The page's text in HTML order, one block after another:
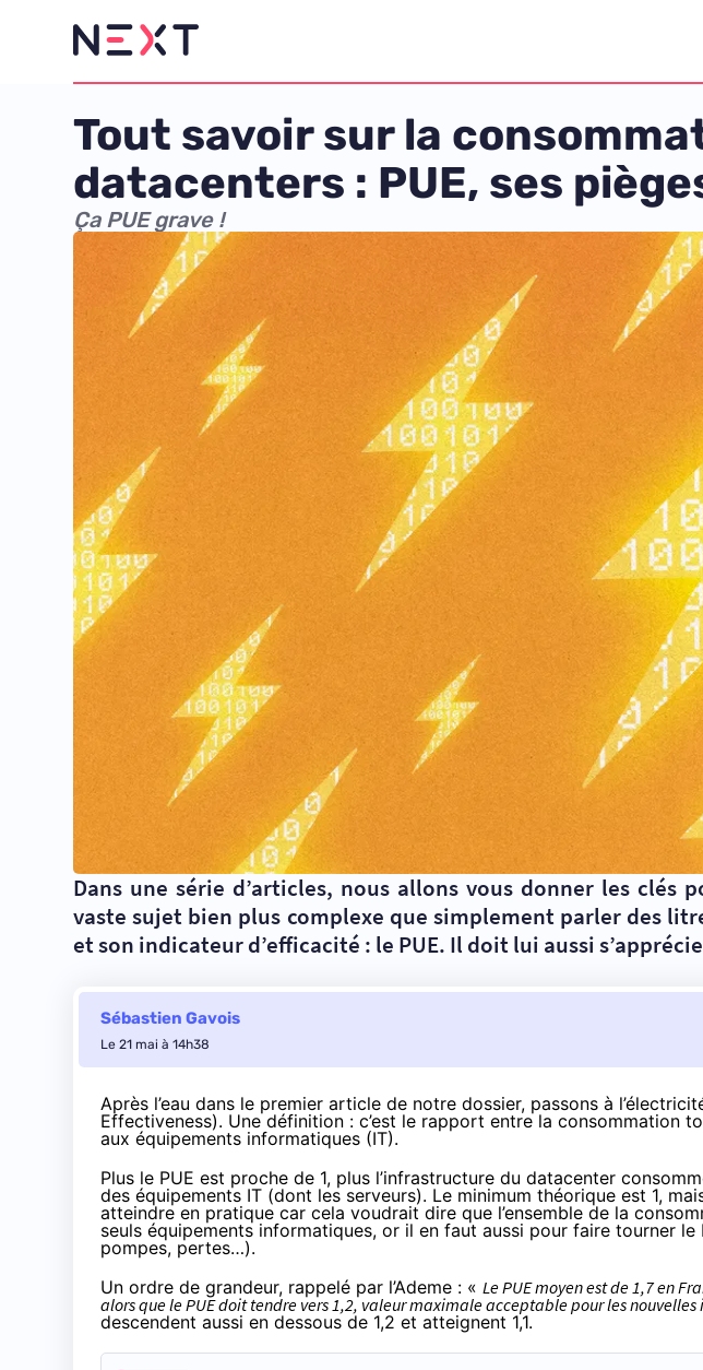
Tout savoir sur la
datacenters : PUE, ses
Ça PUE grave !
Dans une série d’articles, nous allons vous donner les clés
vaste sujet bien plus complexe que simplement parler des
et son indicateur d’efficacité : le PUE. Il doit lui aussi
Sébastien Gavois
Le 21 mai à 14h38
Après l’eau dans le premier article de notre dossier, passons à
Effectiveness). Une définition : c’est le rapport entre la consommation
aux équipements informatiques (IT).
Plus le PUE est proche de 1, plus l’infrastructure du datacenter
des équipements IT (dont les serveurs). Le minimum théorique est 1,
atteindre en pratique car cela voudrait dire que l’ensemble de la
seuls équipements informatiques, or il en faut aussi pour faire tourner
pompes, pertes…).
Un ordre de grandeur, rappelé par l’Ademe : « Le PUE moyen est de 1,7 en
alors que le PUE doit tendre vers 1,2, valeur maximale acceptable pour les
descendent aussi en dessous de 1,2 et atteignent 1,1.